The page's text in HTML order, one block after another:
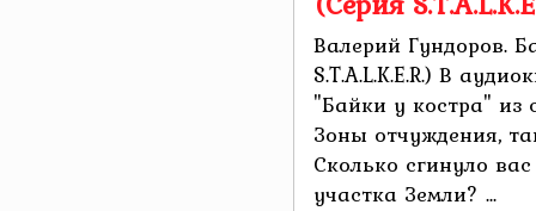
Валерий Гундоров.
S.T.A.L.K.E.R.) В
"Байки у костра" из
Зоны отчуждения,
Сколько сгинуло
участка Земли? ...